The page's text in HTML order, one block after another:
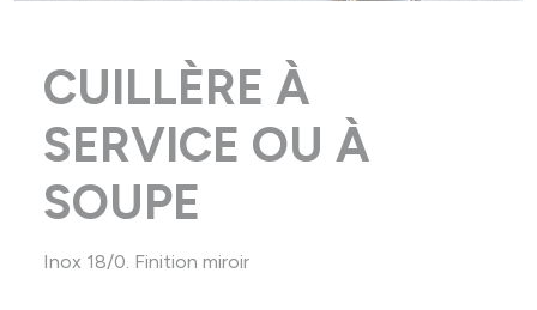
CUILLÈRE À
SERVICE OU À
SOUPE
Inox 18/0. Finition miroir